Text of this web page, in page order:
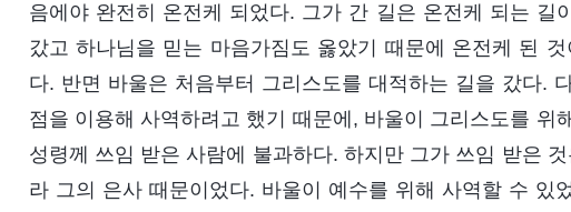
음에야 완전히 온전케 되었다. 그가 간 길은 온전케 되는 길
갔고 하나님을 믿는 마음가짐도 옳았기 때문에 온전케 된
다. 반면 바울은 처음부터 그리스도를 대적하는 길을 갔다.
점을 이용해 사역하려고 했기 때문에, 바울이 그리스도를 위
성령께 쓰임 받은 사람에 불과하다. 하지만 그가 쓰임 받은
라 그의 은사 때문이었다. 바울이 예수를 위해 사역할 수 있